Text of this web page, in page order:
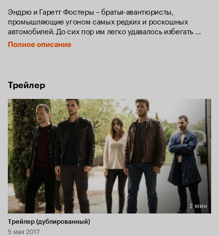
Эндрю и Гаретт Фостеры – братья-авантюристы,
промышляющие угоном самых редких и роскошных
автомобилей. До сих пор им легко удавалось избегать
неприятностей, но во время очередного дела они
попадают под прицел жестокого криминального босса.
Полное описание
Трейлер
Длительность 2 мин
2 мин
Трейлер (дублированный)
5 мая 2017